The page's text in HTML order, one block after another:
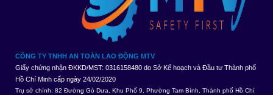
CÔNG TY TNHH AN TOÀN LAO ĐỘNG MTV
Giấy chứng nhận ĐKKD/MST: 0316158480 do Sở Kế hoạch và Đầu tư Thành phố
Hồ Chí Minh cấp ngày 24/02/2020
Trụ sở chính: 82 Đường Gò Dưa, Khu Phố 9, Phường Tam Bình, Thành phố Hồ Chí